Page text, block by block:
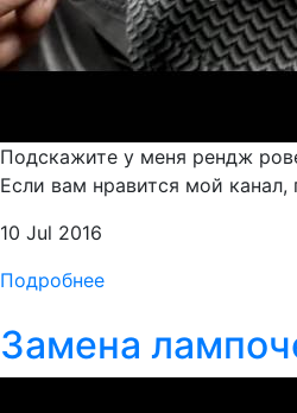
Подскажите у меня рендж
Если вам нравится мой
10 Jul 2016
Подробнее
Замена